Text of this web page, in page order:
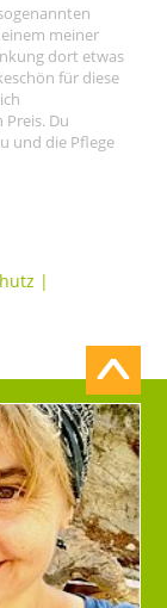
meiner
dort etwas
für diese
Du
und die Pflege
|